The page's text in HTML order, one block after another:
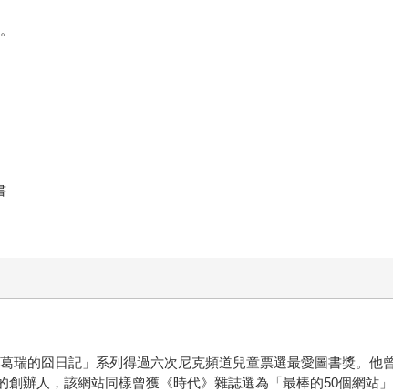
瑞的囧日記」系列得過六次尼克頻道兒童票選最愛圖書獎。他
辦人，該網站同樣曾獲《時代》雜誌選為「最棒的50個網站